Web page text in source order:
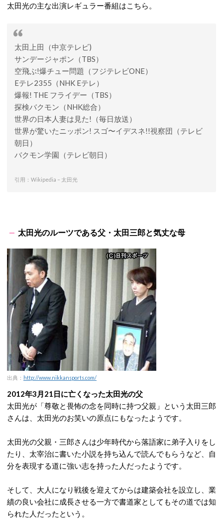
太田光の主な出演レギュラー番組はこちら。
太田上田（中京テレビ)
サンデージャポン（TBS）
空飛ぶ!爆チュー問題（フジテレビONE）
Eテレ2355（NHK Eテレ）
爆報! THE フライデー（TBS）
探検バクモン（NHK総合）
世界の日本人妻は見た!（毎日放送）
世界が驚いたニッポン! スゴ〜イデスネ!!視察団（テレビ
朝日）
バクモン学園（テレビ朝日）
引用：Wikipedia – 太田光
太田光のルーツである父・太田三郎と気丈な母
出典： http://www.nikkansports.com/
2012年3月21日に亡くなった太田光の父
太田光が「尊敬と畏怖の念を同時に持つ父親」という太田三郎
さんは、太田光のお笑いの原点にもなったようです。
太田光の父親・三郎さんは少年時代から落語家に弟子入りをし
たり、太宰治に書いた小説を持ち込んで読んでもらうなど、自
分を表現する道に強い志を持った人だったようです。
そして、大人になり戦後を迎えてからは建築会社を設立し、業
績の良い会社に成長させる一方で書道家としてもその道では知
られた人だったという。